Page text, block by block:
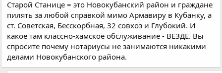
Старой Станице = это Новокубанский район и граждане
пилять за любой справкой мимо Армавиру в Кубанку, а
ст. Советская, Бесскорбная, 32 совхоз и Глубокий. И
какое там классно-хамское обслуживание - ВЕЗДЕ. Вы
спросите почему нотариусы не занимаются никакими
делами Новокубанского района.